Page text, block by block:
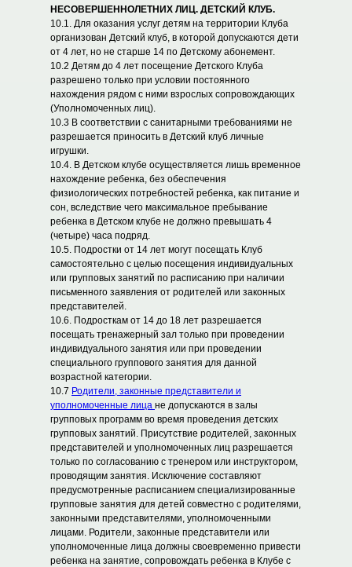
НЕСОВЕРШЕННОЛЕТНИХ ЛИЦ. ДЕТСКИЙ КЛУБ.
10.1. Для оказания услуг детям на территории Клуба
организован Детский клуб, в которой допускаются дети
от 4 лет, но не старше 14 по Детскому абонемент.
10.2 Детям до 4 лет посещение Детского Клуба
разрешено только при условии постоянного
нахождения рядом с ними взрослых сопровождающих
(Уполномоченных лиц).
10.3 В соответствии с санитарными требованиями не
разрешается приносить в Детский клуб личные
игрушки.
10.4. В Детском клубе осуществляется лишь временное
нахождение ребенка, без обеспечения
физиологических потребностей ребенка, как питание и
сон, вследствие чего максимальное пребывание
ребенка в Детском клубе не должно превышать 4
(четыре) часа подряд.
10.5. Подростки от 14 лет могут посещать Клуб
самостоятельно с целью посещения индивидуальных
или групповых занятий по расписанию при наличии
письменного заявления от родителей или законных
представителей.
10.6. Подросткам от 14 до 18 лет разрешается
посещать тренажерный зал только при проведении
индивидуального занятия или при проведении
специального группового занятия для данной
возрастной категории.
10.7 Родители, законные представители и
уполномоченные лица не допускаются в залы
групповых программ во время проведения детских
групповых занятий. Присутствие родителей, законных
представителей и уполномоченных лиц разрешается
только по согласованию с тренером или инструктором,
проводящим занятия. Исключение составляют
предусмотренные расписанием специализированные
групповые занятия для детей совместно с родителями,
законными представителями, уполномоченными
лицами. Родители, законные представители или
уполномоченные лица должны своевременно привести
ребенка на занятие, сопровождать ребенка в Клубе с